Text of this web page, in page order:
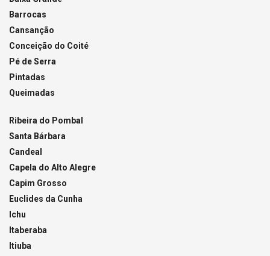
Barrocas
Cansanção
Conceição do Coité
Pé de Serra
Pintadas
Queimadas
Ribeira do Pombal
Santa Bárbara
Candeal
Capela do Alto Alegre
Capim Grosso
Euclides da Cunha
Ichu
Itaberaba
Itiuba